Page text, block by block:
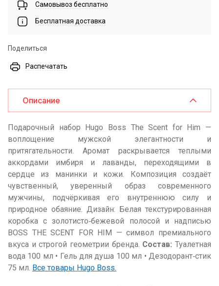
Самовывоз бесплатно
Бесплатная доставка
Поделиться
Распечатать
Описание
Подарочный набор Hugo Boss The Scent for Him —
воплощение мужской элегантности и
притягательности. Аромат раскрывается теплыми
аккордами имбиря и лаванды, переходящими в
сердце из манинки и кожи. Композиция создаёт
чувственный, уверенный образ современного
мужчины, подчёркивая его внутреннюю силу и
природное обаяние. Дизайн: Белая текстурированная
коробка с золотисто‑бежевой полосой и надписью
BOSS THE SCENT FOR HIM — символ премиального
вкуса и строгой геометрии бренда. Состав: Туалетная
вода 100 мл • Гель для душа 100 мл • Дезодорант‑стик
75 мл. Все товары Hugo Boss.